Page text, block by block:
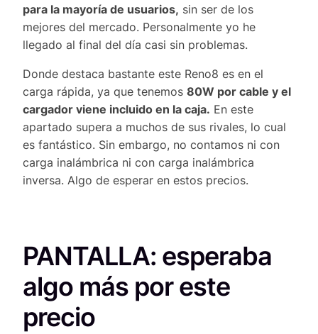
para la mayoría de usuarios, sin ser de los
mejores del mercado. Personalmente yo he
llegado al final del día casi sin problemas.
Donde destaca bastante este Reno8 es en el
carga rápida, ya que tenemos 80W por cable y el
cargador viene incluido en la caja. En este
apartado supera a muchos de sus rivales, lo cual
es fantástico. Sin embargo, no contamos ni con
carga inalámbrica ni con carga inalámbrica
inversa. Algo de esperar en estos precios.
PANTALLA: esperaba
algo más por este
precio